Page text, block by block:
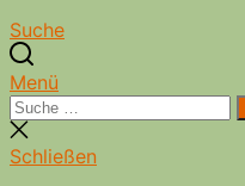
Suche
Menü
Suche
nach:
Suche
schließen
Schließen